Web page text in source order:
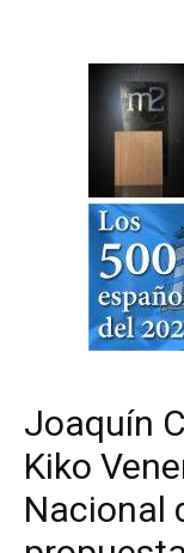
Joaquín
Kiko
Nacional